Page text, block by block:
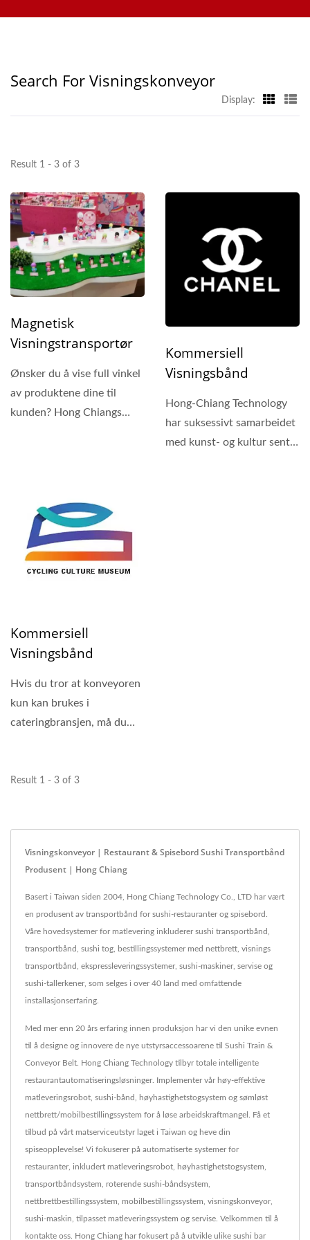
| Hong Chiang
Search For Visningskonveyor
Display:
Result 1 - 3 of 3
Magnetisk
Visningstransportør
Ønsker du å vise full vinkel
av produktene dine til
kunden? Hong Chiangs
Kommersiell
Visningsbånd
Hong-Chiang Technology
har suksessivt samarbeidet
med kunst- og kultur sentre
Kommersiell
Visningsbånd
Hvis du tror at konveyoren
kun kan brukes i
cateringbransjen, må du
Result 1 - 3 of 3
Visningskonveyor | Restaurant & Spisebord Sushi Transportbånd
Produsent | Hong Chiang
Basert i Taiwan siden 2004, Hong Chiang Technology Co., LTD har vært
en produsent av transportbånd for sushi-restauranter og spisebord.
Våre hovedsystemer for matlevering inkluderer sushi transportbånd,
transportbånd, sushi tog, bestillingssystemer med nettbrett, visnings
transportbånd, ekspressleveringssystemer, sushi-maskiner, servise og
sushi-tallerkener, som selges i over 40 land med omfattende
installasjonserfaring.
Med mer enn 20 års erfaring innen produksjon har vi den unike evnen
til å designe og innovere de nye utstyrsaccessoarene til Sushi Train &
Conveyor Belt. Hong Chiang Technology tilbyr totale intelligente
restaurantautomatiseringsløsninger. Implementer vår høy-effektive
matleveringsrobot, sushi-bånd, høyhastighetstogsystem og sømløst
nettbrett/mobilbestillingssystem for å løse arbeidskraftmangel. Få et
tilbud på vårt matserviceutstyr laget i Taiwan og heve din
spiseopplevelse! Vi fokuserer på automatiserte systemer for
restauranter, inkludert matleveringsrobot, høyhastighetstogsystem,
transportbåndsystem, roterende sushi-båndsystem,
nettbrettbestillingssystem, mobilbestillingssystem, visningskonveyor,
sushi-maskin, tilpasset matleveringssystem og servise. Velkommen til å
kontakte oss. Hong Chiang har fokusert på å utvikle ulike sushi bar